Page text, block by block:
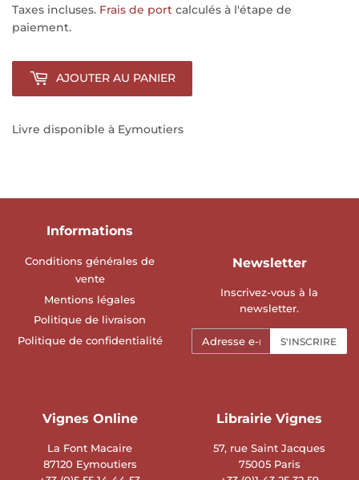
Taxes incluses. Frais de port calculés à l'étape de
paiement.
AJOUTER AU PANIER
Livre disponible à Eymoutiers
Informations
Conditions générales de
vente
Mentions légales
Politique de livraison
Politique de confidentialité
Newsletter
Inscrivez-vous à la
newsletter.
mails
S'INSCRIRE
Librairie Vignes
57, rue Saint Jacques
75005 Paris
Vignes Online
La Font Macaire
87120 Eymoutiers